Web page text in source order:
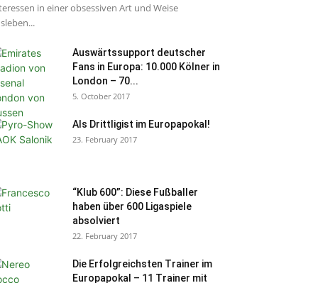
in einer obsessiven Art und Weise
Auswärtssupport deutscher
Fans in Europa: 10.000 Kölner in
London – 70...
5. October 2017
Als Drittligist im Europapokal!
23. February 2017
“Klub 600”: Diese Fußballer
haben über 600 Ligaspiele
absolviert
22. February 2017
Die Erfolgreichsten Trainer im
Europapokal – 11 Trainer mit